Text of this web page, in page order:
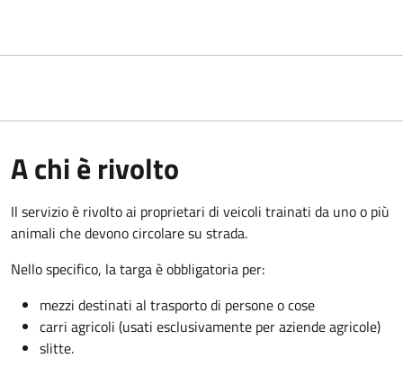
A chi è rivolto
Il servizio è rivolto ai proprietari di veicoli trainati da uno o più
animali che devono circolare su strada.
Nello specifico, la targa è obbligatoria per:
mezzi destinati al trasporto di persone o cose
carri agricoli (usati esclusivamente per aziende agricole)
slitte.